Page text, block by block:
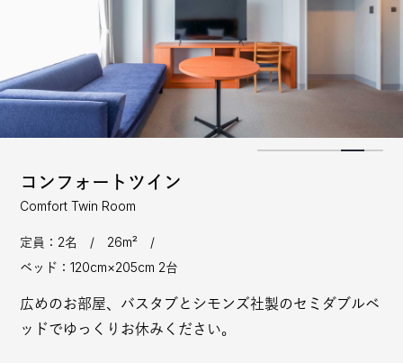
コンフォートツイン
Comfort Twin Room
定員：2名 / 26m² /
ベッド：120cm×205cm 2台
広めのお部屋、バスタブとシモンズ社製のセミダブルベ
ッドでゆっくりお休みください。